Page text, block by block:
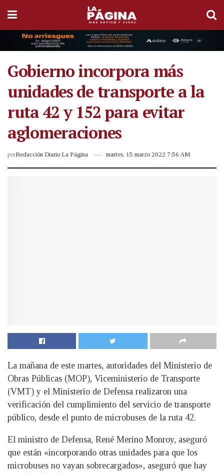
Gobierno incorpora más
unidades de transporte a la
ruta 42 y 152 para evitar
aglomeraciones
porRedacción Diario La Página martes, 15 marzo 2022 7:56 AM
La mañana de este martes, autoridades del Ministerio de
Obras Públicas (MOP), Viceministerio de Transporte
(VMT) y el Ministerio de Defensa realizaron una
verificación del cumplimiento del servicio de transporte
público, desde el punto de microbuses de la ruta 42.
El ministro de Defensa, René Merino Monroy, aseguró
que están «incorporando otras unidades para que los
microbuses no vayan sobrecargados», aseguró que hay